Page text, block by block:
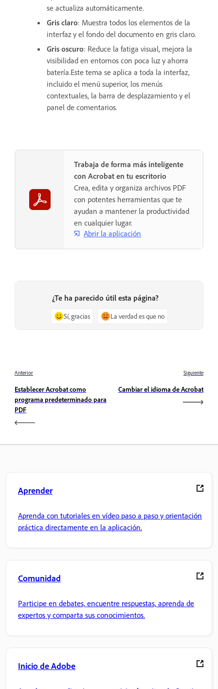
se actualiza automáticamente.
Gris claro: Muestra todos los elementos de la
interfaz y el fondo del documento en gris claro.
Gris oscuro: Reduce la fatiga visual, mejora la
visibilidad en entornos con poca luz y ahorra
batería.Este tema se aplica a toda la interfaz,
incluido el menú superior, los menús
contextuales, la barra de desplazamiento y el
panel de comentarios.
Trabaja de forma más inteligente
con Acrobat en tu escritorio
Crea, edita y organiza archivos PDF
con potentes herramientas que te
ayudan a mantener la productividad
en cualquier lugar.
Abrir la aplicación
¿Te ha parecido útil esta página?
Sí, gracias La verdad es que no
Anterior
Establecer Acrobat como
programa predeterminado para
PDF
Siguiente
Cambiar el idioma de Acrobat
Aprender
Aprenda con tutoriales en vídeo paso a paso y orientación
práctica directamente en la aplicación.
Comunidad
Participe en debates, encuentre respuestas, aprenda de
expertos y comparta sus conocimientos.
Inicio de Adobe